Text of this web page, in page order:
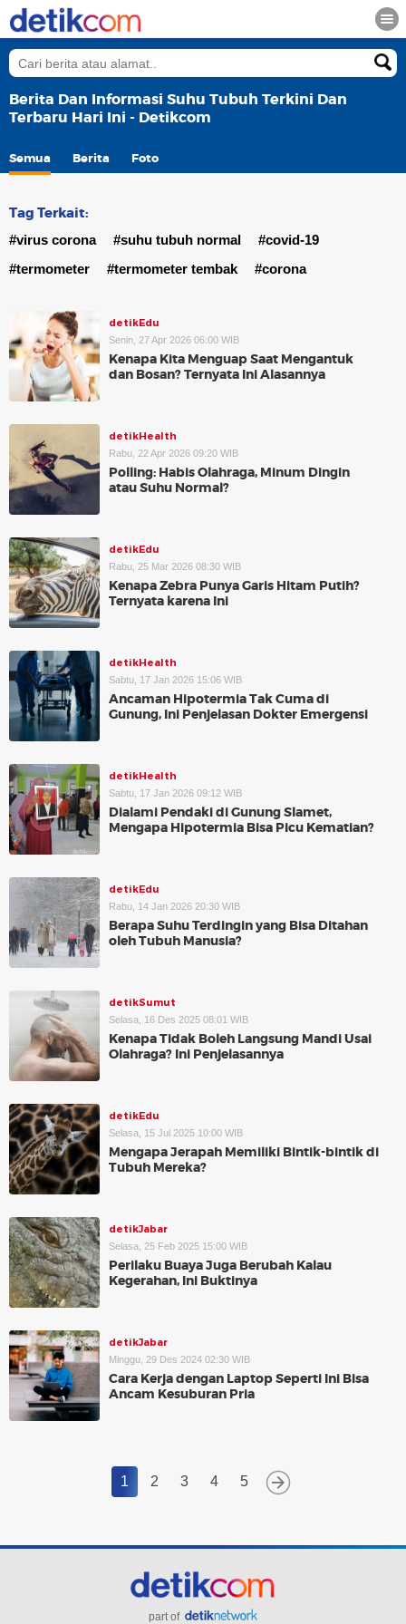
Berita Dan Informasi Suhu Tubuh Terkini Dan
Terbaru Hari Ini - Detikcom
Semua Berita Foto
Tag Terkait:
#virus corona #suhu tubuh normal
#covid-19
#termometer
#termometer tembak #corona
detikEdu
Senin, 27 Apr 2026 06:00 WIB
Kenapa Kita Menguap Saat Mengantuk
dan Bosan? Ternyata Ini Alasannya
detikHealth
Rabu, 22 Apr 2026 09:20 WIB
Polling: Habis Olahraga, Minum Dingin
atau Suhu Normal?
detikEdu
Rabu, 25 Mar 2026 08:30 WIB
Kenapa Zebra Punya Garis Hitam Putih?
Ternyata karena Ini
detikHealth
Sabtu, 17 Jan 2026 15:06 WIB
Ancaman Hipotermia Tak Cuma di
Gunung, Ini Penjelasan Dokter Emergensi
detikHealth
Sabtu, 17 Jan 2026 09:12 WIB
Dialami Pendaki di Gunung Slamet,
Mengapa Hipotermia Bisa Picu Kematian?
detikEdu
Rabu, 14 Jan 2026 20:30 WIB
Berapa Suhu Terdingin yang Bisa Ditahan
oleh Tubuh Manusia?
detikSumut
Selasa, 16 Des 2025 08:01 WIB
Kenapa Tidak Boleh Langsung Mandi Usai
Olahraga? Ini Penjelasannya
detikEdu
Selasa, 15 Jul 2025 10:00 WIB
Mengapa Jerapah Memiliki Bintik-bintik di
Tubuh Mereka?
detikJabar
Selasa, 25 Feb 2025 15:00 WIB
Perilaku Buaya Juga Berubah Kalau
Kegerahan, Ini Buktinya
detikJabar
Minggu, 29 Des 2024 02:30 WIB
Cara Kerja dengan Laptop Seperti Ini Bisa
Ancam Kesuburan Pria
1 2 3 4 5
part of